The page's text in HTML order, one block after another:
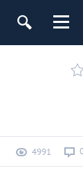
4991